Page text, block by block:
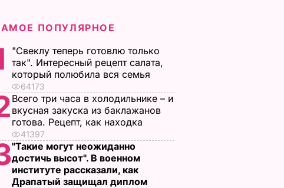
ПОПУЛЯРНОЕ
"Свеклу теперь готовлю только
так". Интересный рецепт салата,
который полюбила вся семья
64173
Всего три часа в холодильнике – и
вкусная закуска из баклажанов
готова. Рецепт, как находка
41397
"Такие могут неожиданно
достичь высот". В военном
институте рассказали, как
Драпатый защищал диплом